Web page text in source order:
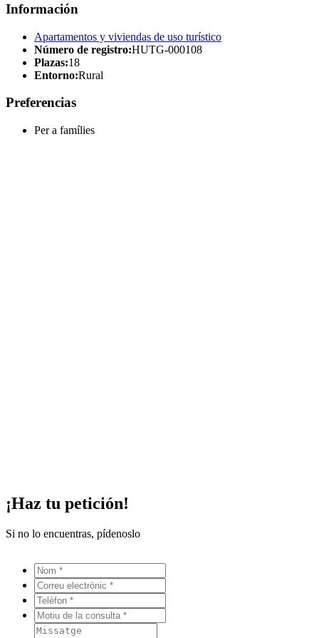
Información
Apartamentos y viviendas de uso turístico
Número de registro:HUTG-000108
Plazas:18
Entorno:Rural
Preferencias
Per a famílies
¡Haz tu petición!
Si no lo encuentras, pídenoslo